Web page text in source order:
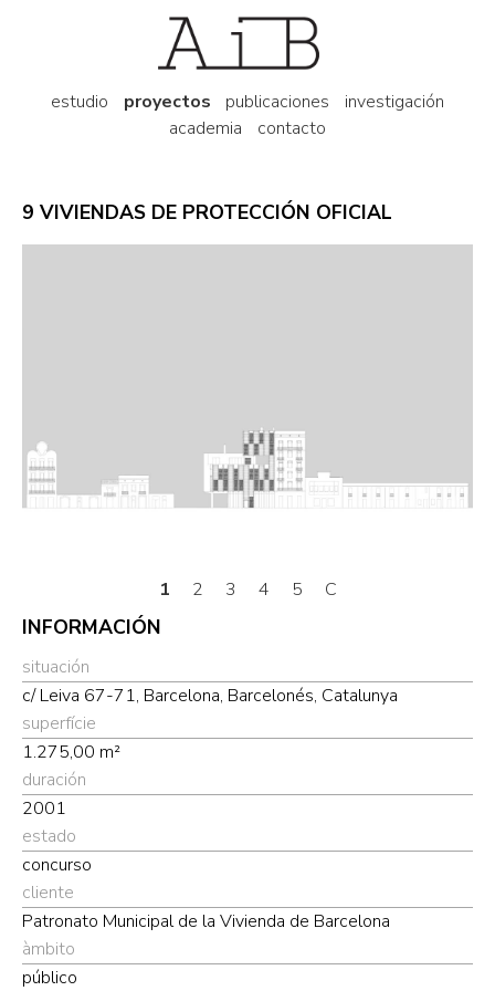
estudio proyectos publicaciones
investigación
academia
contacto
9 VIVIENDAS DE PROTECCIÓN OFICIAL
1 2 3 4 5 C
INFORMACIÓN
situación
c/ Leiva 67-71, Barcelona, Barcelonés, Catalunya
superfície
1.275,00 m²
duración
2001
estado
concurso
cliente
Patronato Municipal de la Vivienda de Barcelona
àmbito
público